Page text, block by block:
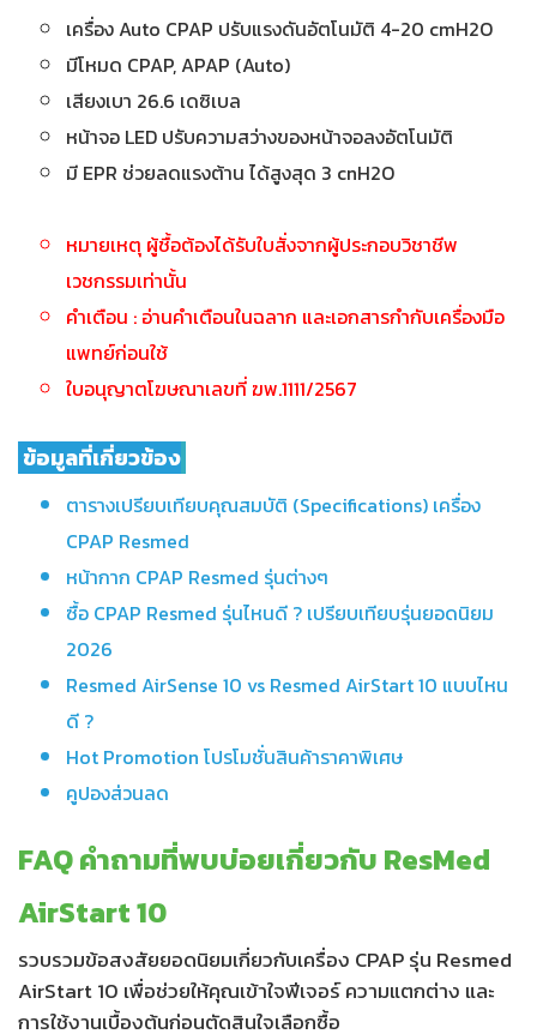
เครื่อง Auto CPAP ปรับแรงดันอัตโนมัติ 4-20 cmH2O
มีโหมด CPAP, APAP (Auto)
เสียงเบา 26.6 เดซิเบล
หน้าจอ LED ปรับความสว่างของหน้าจอลงอัตโนมัติ
มี EPR ช่วยลดแรงต้าน ได้สูงสุด 3 cnH2O
หมายเหตุ ผู้ชื้อต้องได้รับใบสั่งจากผู้ประกอบวิชาชีพ
เวชกรรมเท่านั้น
คำเตือน : อ่านคำเตือนในฉลาก และเอกสารกำกับเครื่องมือ
แพทย์ก่อนใช้
ใบอนุญาตโฆษณาเลขที่ ฆพ.1111/2567
ข้อมูลที่เกี่ยวข้อง
ตารางเปรียบเทียบคุณสมบัติ (Specifications) เครื่อง
CPAP Resmed
หน้ากาก CPAP Resmed รุ่นต่างๆ
ซื้อ CPAP Resmed รุ่นไหนดี ? เปรียบเทียบรุ่นยอดนิยม
2026
Resmed AirSense 10 vs Resmed AirStart 10 แบบไหน
ดี ?
Hot Promotion โปรโมชั่นสินค้าราคาพิเศษ
คูปองส่วนลด
FAQ คำถามที่พบบ่อยเกี่ยวกับ ResMed
AirStart 10
รวบรวมข้อสงสัยยอดนิยมเกี่ยวกับเครื่อง CPAP รุ่น Resmed
AirStart 10 เพื่อช่วยให้คุณเข้าใจฟีเจอร์ ความแตกต่าง และ
การใช้งานเบื้องต้นก่อนตัดสินใจเลือกซื้อ